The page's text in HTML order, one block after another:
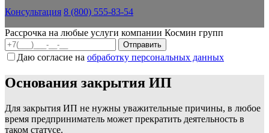
Консультация 8 (800) 555-83-54
Рассрочка на любые услуги компании Космин групп
Даю согласие на обработку персональных данных
Основания закрытия ИП
Для закрытия ИП не нужны уважительные причины, в любое
время предприниматель может прекратить деятельность в
таком статусе.